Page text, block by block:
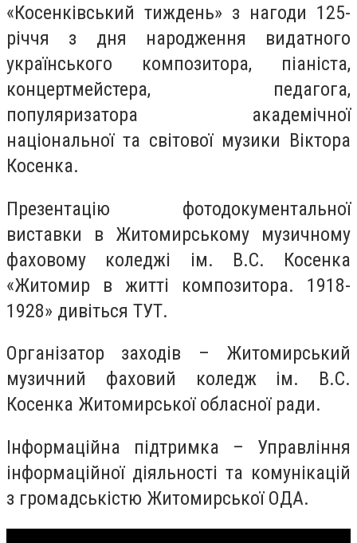
«Косенківський тиждень» з нагоди 125-
річчя з дня народження видатного
українського композитора, піаніста,
концертмейстера, педагога,
популяризатора академічної
національної та світової музики Віктора
Косенка.
Презентацію фотодокументальної
виставки в Житомирському музичному
фаховому коледжі ім. В.С. Косенка
«Житомир в житті композитора. 1918-
1928» дивіться ТУТ.
Організатор заходів – Житомирський
музичний фаховий коледж ім. В.С.
Косенка Житомирської обласної ради.
Інформаційна підтримка – Управління
інформаційної діяльності та комунікацій
з громадськістю Житомирської ОДА.